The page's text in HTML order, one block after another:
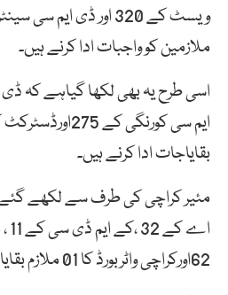
ملازمین کو واجبات ادا کرنے ہیں۔
بقایاجات ادا کرنے ہیں۔
مئیر کراچی کی طرف سے لکھے
62اورکراچی واٹربورڈ کا 01 ملازم بقایاجات سے محروم ہے۔